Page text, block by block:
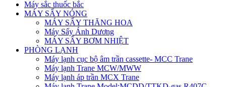
Máy sắc thuốc bắc
MÁY SẤY NÓNG
MÁY SẤY THĂNG HOA
Máy Sấy Ánh Dương
MÁY SẤY BƠM NHIỆT
PHÒNG LẠNH
Máy lạnh cục bộ âm trần cassette- MCC Trane
Máy lạnh Trane MCW/MWW
Máy lạnh áp trần MCX Trane